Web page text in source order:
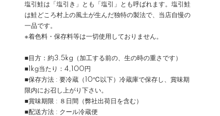
塩引鮭は「塩引き」とも「塩引」とも呼ばれます。塩引鮭
は鮭どころ村上の風土が生んだ独特の製法で、当店自慢の
一品です。
※着色料・保存料等は一切使用しておりません。
■目方：約3.5kg（加工する前の、生の時の重さです）
■1kg当たり：4,100円
■保存方法 : 要冷蔵（10℃以下）冷蔵庫で保存し、賞味期
限内にお召し上がり下さい。
■賞味期限 : ８日間（弊社出荷日を含む）
■配送方法 : クール冷蔵便